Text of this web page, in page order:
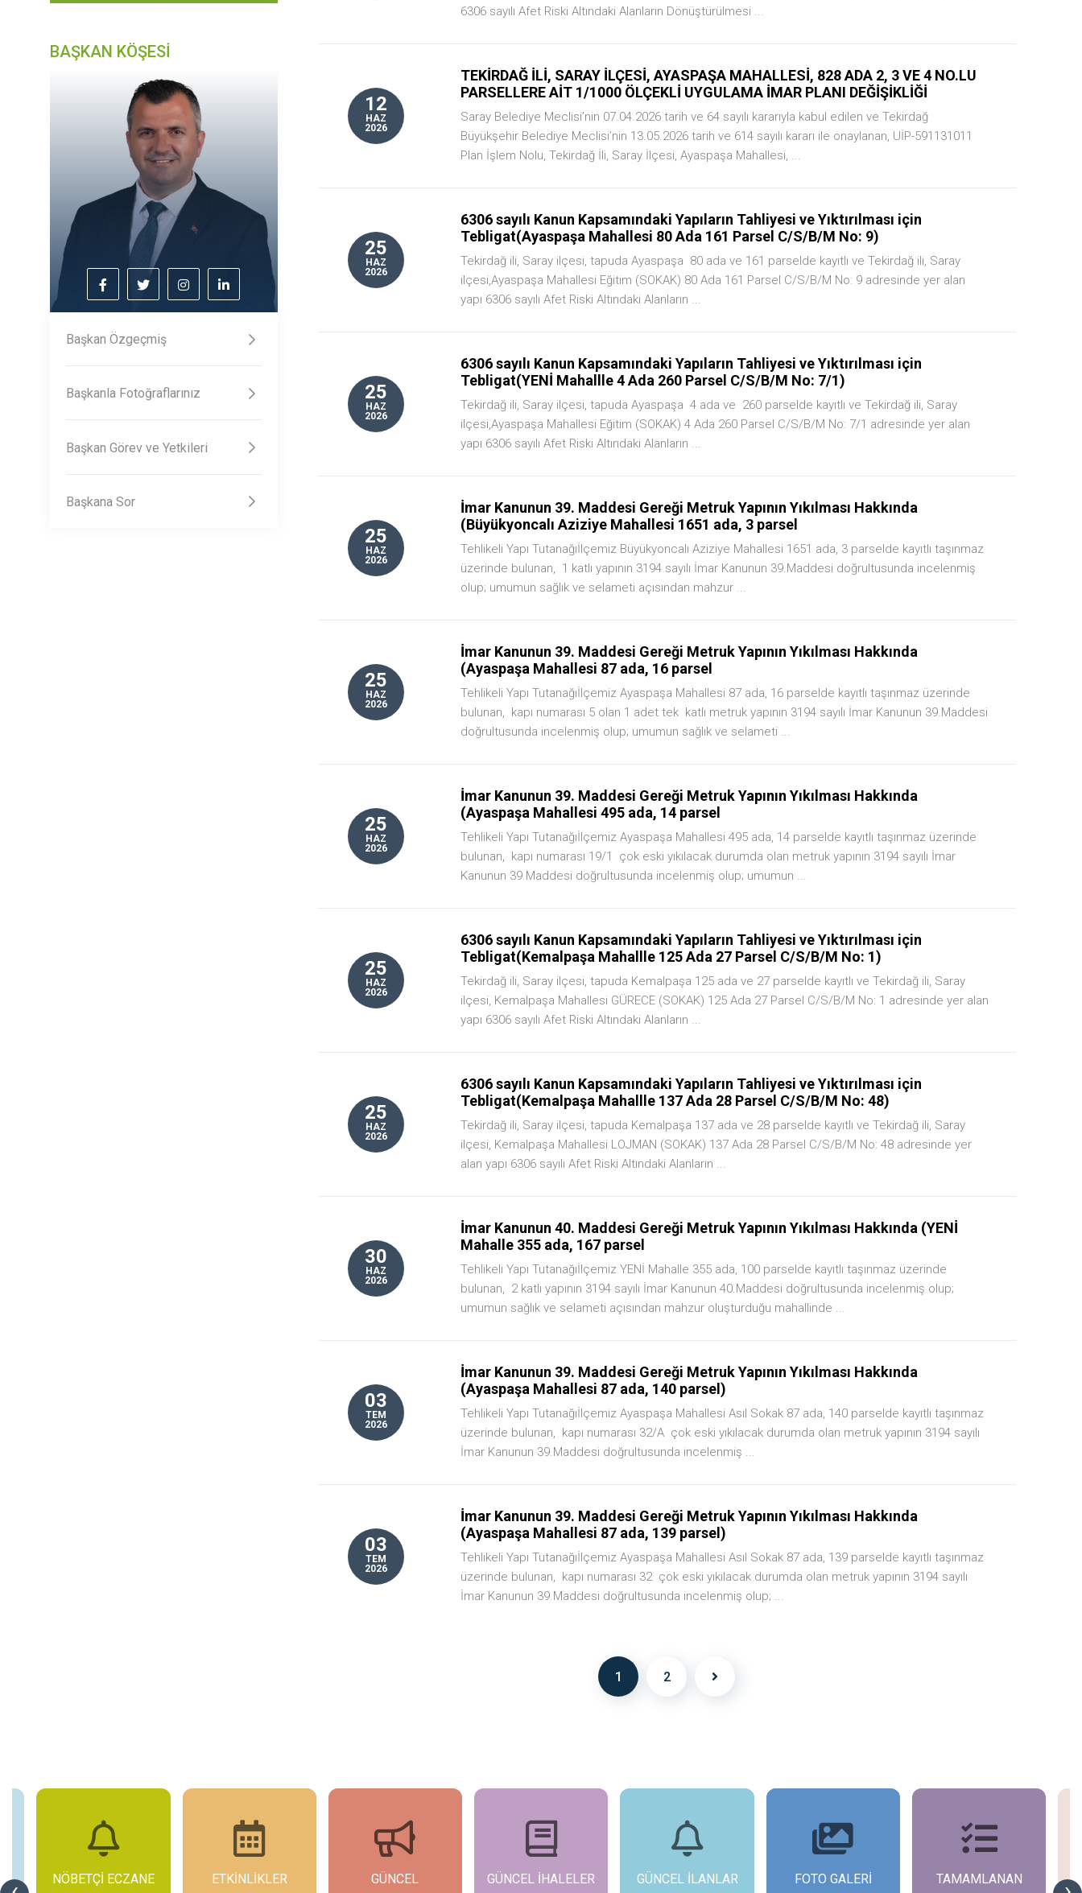
BAŞKAN KÖŞESİ
Başkan Özgeçmiş
Başkanla Fotoğraflarınız
Başkan Görev ve Yetkileri
Başkana Sor
6306 sayılı Afet Riski Altındaki Alanların Dönüştürülmesi ...
12
HAZ
2026
TEKİRDAĞ İLİ, SARAY İLÇESİ, AYASPAŞA MAHALLESİ, 828 ADA 2, 3 VE 4 NO.LU
PARSELLERE AİT 1/1000 ÖLÇEKLİ UYGULAMA İMAR PLANI DEĞİŞİKLİĞİ
Saray Belediye Meclisi’nin 07.04.2026 tarih ve 64 sayılı kararıyla kabul edilen ve Tekirdağ
Büyükşehir Belediye Meclisi’nin 13.05.2026 tarih ve 614 sayılı kararı ile onaylanan, UİP-591131011
Plan İşlem Nolu, Tekirdağ İli, Saray İlçesi, Ayaspaşa Mahallesi, ...
25
HAZ
2026
6306 sayılı Kanun Kapsamındaki Yapıların Tahliyesi ve Yıktırılması için
Tebligat(Ayaspaşa Mahallesi 80 Ada 161 Parsel C/S/B/M No: 9)
Tekirdağ ili, Saray ilçesi, tapuda Ayaspaşa 80 ada ve 161 parselde kayıtlı ve Tekirdağ ili, Saray
ilçesi,Ayaspaşa Mahallesi Eğitim (SOKAK) 80 Ada 161 Parsel C/S/B/M No: 9 adresinde yer alan
yapı 6306 sayılı Afet Riski Altındaki Alanların ...
25
HAZ
2026
6306 sayılı Kanun Kapsamındaki Yapıların Tahliyesi ve Yıktırılması için
Tebligat(YENİ Mahallle 4 Ada 260 Parsel C/S/B/M No: 7/1)
Tekirdağ ili, Saray ilçesi, tapuda Ayaspaşa 4 ada ve 260 parselde kayıtlı ve Tekirdağ ili, Saray
ilçesi,Ayaspaşa Mahallesi Eğitim (SOKAK) 4 Ada 260 Parsel C/S/B/M No: 7/1 adresinde yer alan
yapı 6306 sayılı Afet Riski Altındaki Alanların ...
25
HAZ
2026
İmar Kanunun 39. Maddesi Gereği Metruk Yapının Yıkılması Hakkında
(Büyükyoncalı Aziziye Mahallesi 1651 ada, 3 parsel
Tehlikeli Yapı Tutanağıİlçemiz Büyükyoncalı Aziziye Mahallesi 1651 ada, 3 parselde kayıtlı taşınmaz
üzerinde bulunan, 1 katlı yapının 3194 sayılı İmar Kanunun 39.Maddesi doğrultusunda incelenmiş
olup; umumun sağlık ve selameti açısından mahzur ...
25
HAZ
2026
İmar Kanunun 39. Maddesi Gereği Metruk Yapının Yıkılması Hakkında
(Ayaspaşa Mahallesi 87 ada, 16 parsel
Tehlikeli Yapı Tutanağıİlçemiz Ayaspaşa Mahallesi 87 ada, 16 parselde kayıtlı taşınmaz üzerinde
bulunan, kapı numarası 5 olan 1 adet tek katlı metruk yapının 3194 sayılı İmar Kanunun 39.Maddesi
doğrultusunda incelenmiş olup; umumun sağlık ve selameti ...
25
HAZ
2026
İmar Kanunun 39. Maddesi Gereği Metruk Yapının Yıkılması Hakkında
(Ayaspaşa Mahallesi 495 ada, 14 parsel
Tehlikeli Yapı Tutanağıİlçemiz Ayaspaşa Mahallesi 495 ada, 14 parselde kayıtlı taşınmaz üzerinde
bulunan, kapı numarası 19/1 çok eski yıkılacak durumda olan metruk yapının 3194 sayılı İmar
Kanunun 39.Maddesi doğrultusunda incelenmiş olup; umumun ...
25
HAZ
2026
6306 sayılı Kanun Kapsamındaki Yapıların Tahliyesi ve Yıktırılması için
Tebligat(Kemalpaşa Mahallle 125 Ada 27 Parsel C/S/B/M No: 1)
Tekirdağ ili, Saray ilçesi, tapuda Kemalpaşa 125 ada ve 27 parselde kayıtlı ve Tekirdağ ili, Saray
ilçesi, Kemalpaşa Mahallesi GÜRECE (SOKAK) 125 Ada 27 Parsel C/S/B/M No: 1 adresinde yer alan
yapı 6306 sayılı Afet Riski Altındaki Alanların ...
25
HAZ
2026
6306 sayılı Kanun Kapsamındaki Yapıların Tahliyesi ve Yıktırılması için
Tebligat(Kemalpaşa Mahallle 137 Ada 28 Parsel C/S/B/M No: 48)
Tekirdağ ili, Saray ilçesi, tapuda Kemalpaşa 137 ada ve 28 parselde kayıtlı ve Tekirdağ ili, Saray
ilçesi, Kemalpaşa Mahallesi LOJMAN (SOKAK) 137 Ada 28 Parsel C/S/B/M No: 48 adresinde yer
alan yapı 6306 sayılı Afet Riski Altındaki Alanların ...
30
HAZ
2026
İmar Kanunun 40. Maddesi Gereği Metruk Yapının Yıkılması Hakkında (YENİ
Mahalle 355 ada, 167 parsel
Tehlikeli Yapı Tutanağıİlçemiz YENİ Mahalle 355 ada, 100 parselde kayıtlı taşınmaz üzerinde
bulunan, 2 katlı yapının 3194 sayılı İmar Kanunun 40.Maddesi doğrultusunda incelenmiş olup;
umumun sağlık ve selameti açısından mahzur oluşturduğu mahallinde ...
03
TEM
2026
İmar Kanunun 39. Maddesi Gereği Metruk Yapının Yıkılması Hakkında
(Ayaspaşa Mahallesi 87 ada, 140 parsel)
Tehlikeli Yapı Tutanağıİlçemiz Ayaspaşa Mahallesi Asıl Sokak 87 ada, 140 parselde kayıtlı taşınmaz
üzerinde bulunan, kapı numarası 32/A çok eski yıkılacak durumda olan metruk yapının 3194 sayılı
İmar Kanunun 39.Maddesi doğrultusunda incelenmiş ...
03
TEM
2026
İmar Kanunun 39. Maddesi Gereği Metruk Yapının Yıkılması Hakkında
(Ayaspaşa Mahallesi 87 ada, 139 parsel)
Tehlikeli Yapı Tutanağıİlçemiz Ayaspaşa Mahallesi Asıl Sokak 87 ada, 139 parselde kayıtlı taşınmaz
üzerinde bulunan, kapı numarası 32 çok eski yıkılacak durumda olan metruk yapının 3194 sayılı
İmar Kanunun 39.Maddesi doğrultusunda incelenmiş olup; ...
1 2
NÖBETÇİ ECZANE ETKİNLİKLER
GÜNCEL
GÜNCEL İHALELER GÜNCEL İLANLAR FOTO GALERİ
TAMAMLANAN